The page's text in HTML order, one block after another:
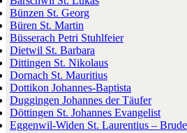
Bünzen St. Georg
Büren St. Martin
Büsserach Petri Stuhlfeier
Dietwil St. Barbara
Dittingen St. Nikolaus
Dornach St. Mauritius
Dottikon Johannes-Baptista
Duggingen Johannes der Täufer
Döttingen St. Johannes Evangelist
Eggenwil-Widen St. Laurentius –